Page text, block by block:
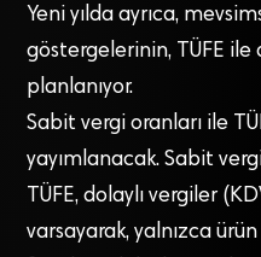
Yeni yılda ayrıca,
göstergelerinin, TÜFE ile
planlanıyor.
Sabit vergi oranları ile
yayımlanacak. Sabit
TÜFE, dolaylı vergiler
varsayarak, yalnızca